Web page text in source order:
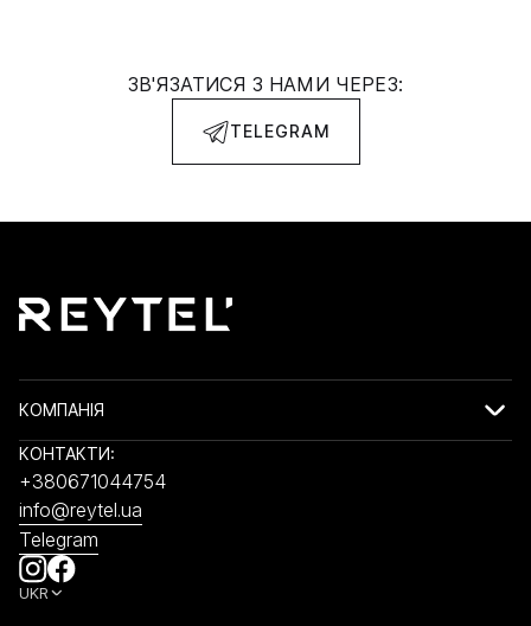
ЗВ'ЯЗАТИСЯ З НАМИ ЧЕРЕЗ:
TELEGRAM
КОМПАНІЯ
КОНТАКТИ:
+380671044754
info@reytel.ua
Telegram
UKR